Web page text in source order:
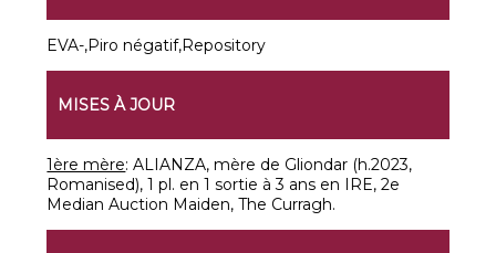
EVA-,Piro négatif,Repository
MISES À JOUR
1ère mère: ALIANZA, mère de Gliondar (h.2023,
Romanised), 1 pl. en 1 sortie à 3 ans en IRE, 2e
Median Auction Maiden, The Curragh.